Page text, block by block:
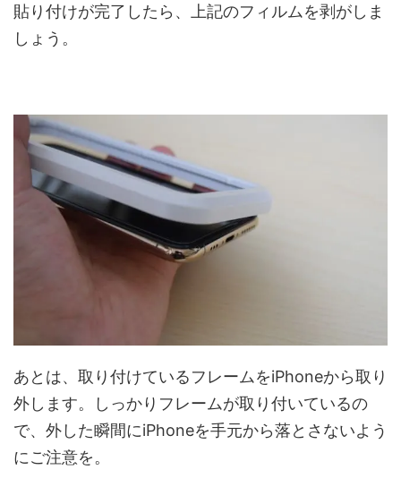
貼り付けが完了したら、上記のフィルムを剥がしま
しょう。
あとは、取り付けているフレームをiPhoneから取り
外します。しっかりフレームが取り付いているの
で、外した瞬間にiPhoneを手元から落とさないよう
にご注意を。